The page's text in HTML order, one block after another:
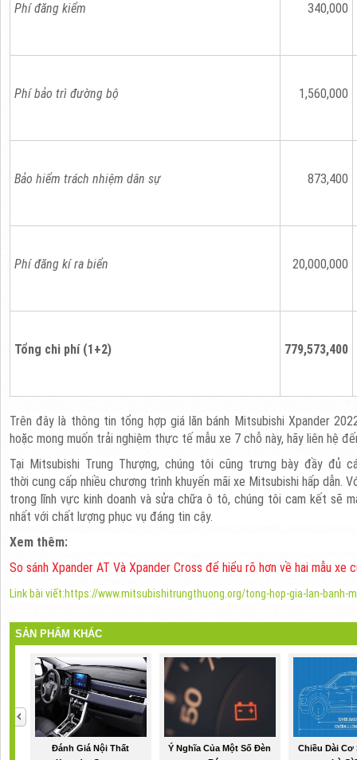
Phí đăng kiểm 340,000
Phí bảo trì đường bộ 1,560,000
Bảo hiểm trách nhiệm dân sự 873,400
Phí đăng kí ra biển 20,000,000
Tổng chi phí (1+2) 779,573,400
Trên đây là thông tin tổng hợp giá lăn bánh Mitsubishi Xpander
hoặc mong muốn trải nghiệm thực tế mẫu xe 7 chỗ này, hãy liên hệ
Tại Mitsubishi Trung Thượng, chúng tôi cũng trưng bày đầy đủ
thời cung cấp nhiều chương trình khuyến mãi xe Mitsubishi hấp dẫn.
trong lĩnh vực kinh doanh và sửa chữa ô tô, chúng tôi cam kết sẽ
nhất với chất lượng phục vụ đáng tin cậy.
Xem thêm:
So sánh Xpander AT Và Xpander Cross để hiểu rõ hơn về hai mẫu xe
Link bài viết:https://www.mitsubishitrungthuong.org/tong-hop-gia-lan-banh-
SẢN PHẨM KHÁC
Đánh Giá Nội Thất
Ý Nghĩa Của Một Số Đèn
Chiều Dài Cơ